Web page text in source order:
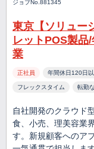
ジョブNo.881345
東京【ソリュー
レットPOS製品
業
正社員 年間休日120日
フレックスタイム 転勤
自社開発のクラウド
食、小売、理美容業
す。新規顧客へのア